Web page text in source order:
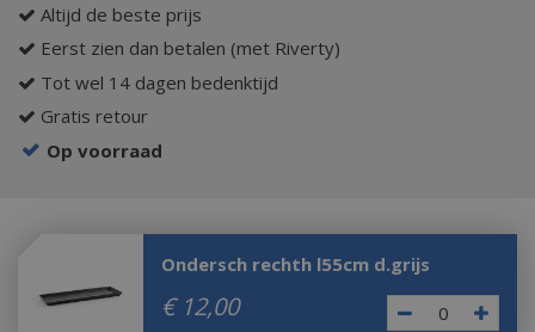
Altijd de beste prijs
Eerst zien dan betalen (met Riverty)
Tot wel 14 dagen bedenktijd
Gratis retour
Op voorraad
Ondersch rechth l55cm d.grijs
€ 12,00